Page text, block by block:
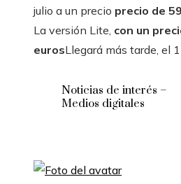
julio a un precio precio de
La versión Lite, con un
eurosLlegará más tarde, el
Noticias de interés –
Medios digitales